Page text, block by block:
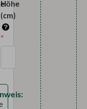
Höhe
(cm)